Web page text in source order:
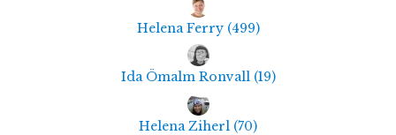
Helena Ferry (499)
Ida Ömalm Ronvall (19)
Helena Ziherl (70)